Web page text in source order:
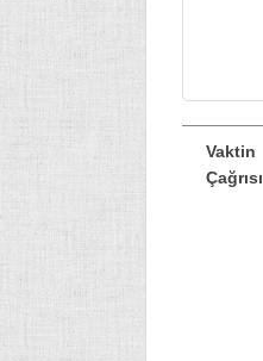
Vaktin
Çağrısı